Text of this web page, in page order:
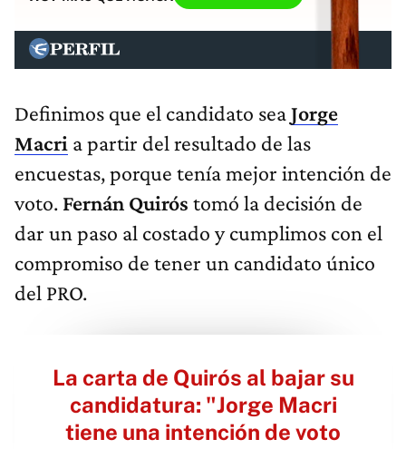
Definimos que el candidato seaJorge
Macri a partir del resultado de las
encuestas, porque tenía mejor intención de
voto. Fernán Quirós tomó la decisión de
dar un paso al costado y cumplimos con el
compromiso de tener un candidato único
del PRO.
La carta de Quirós al bajar su
candidatura: "Jorge Macri
tiene una intención de voto